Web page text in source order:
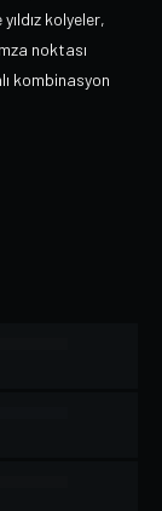
kolyeler,
noktası
kombinasyon